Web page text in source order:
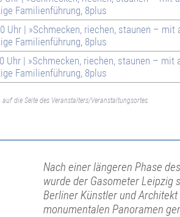
Familienführung, 8plus
Uhr | »Schmecken, riechen, staunen – mit
Familienführung, 8plus
Uhr | »Schmecken, riechen, staunen – mit
Familienführung, 8plus
die Seite des Veranstalters/Veranstaltungsortes.
Nach einer längeren Phase
wurde der Gasometer Leipzig
Berliner Künstler und
monumentalen Panoramen